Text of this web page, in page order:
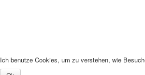
Ich benutze Cookies, um zu verstehen, wie